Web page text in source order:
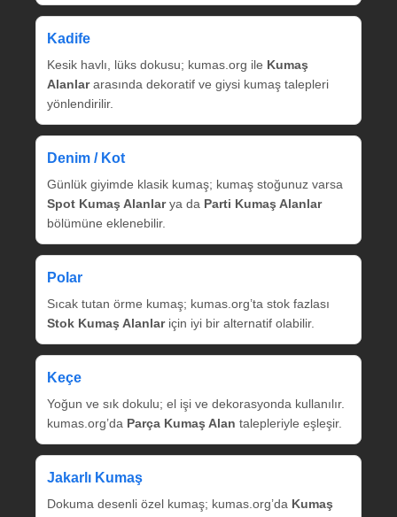
Kadife
Kesik havlı, lüks dokusu; kumas.org ile Kumaş
Alanlararasında dekoratif ve giysi kumaş talepleri
yönlendirilir.
Denim / Kot
Günlük giyimde klasik kumaş; kumaş stoğunuz varsa
Spot Kumaş Alanlarya da Parti Kumaş Alanlar
bölümüne eklenebilir.
Polar
Sıcak tutan örme kumaş; kumas.org’ta stok fazlası
Stok Kumaş Alanlariçin iyi bir alternatif olabilir.
Keçe
Yoğun ve sık dokulu; el işi ve dekorasyonda kullanılır.
kumas.org’da Parça Kumaş Alan talepleriyle eşleşir.
Jakarlı Kumaş
Dokuma desenli özel kumaş; kumas.org’da Kumaş